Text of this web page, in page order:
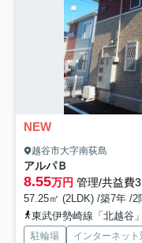
NEW
越谷市大字南荻島
アルパＢ
8.55万円 管理/共益費
57.25㎡ (2LDK) /築7年 /2
東武伊勢崎線「北越谷
駐輪場 インターネット